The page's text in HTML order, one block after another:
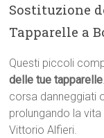
Sostituzione
Tapparelle a
Questi piccoli
delle tue tapparelle
corsa danneggiati
prolungando la
Vittorio Alfieri.